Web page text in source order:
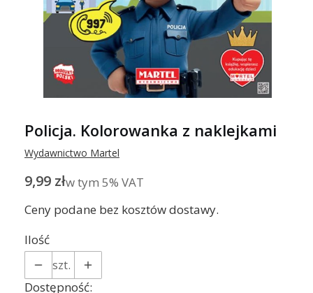
Policja. Kolorowanka z naklejkami
Wydawnictwo Martel
Cena
9,99 złw tym 5% VAT
w tym 5% VAT
Ceny podane bez kosztów dostawy.
Ilość
szt.
Dostępność: